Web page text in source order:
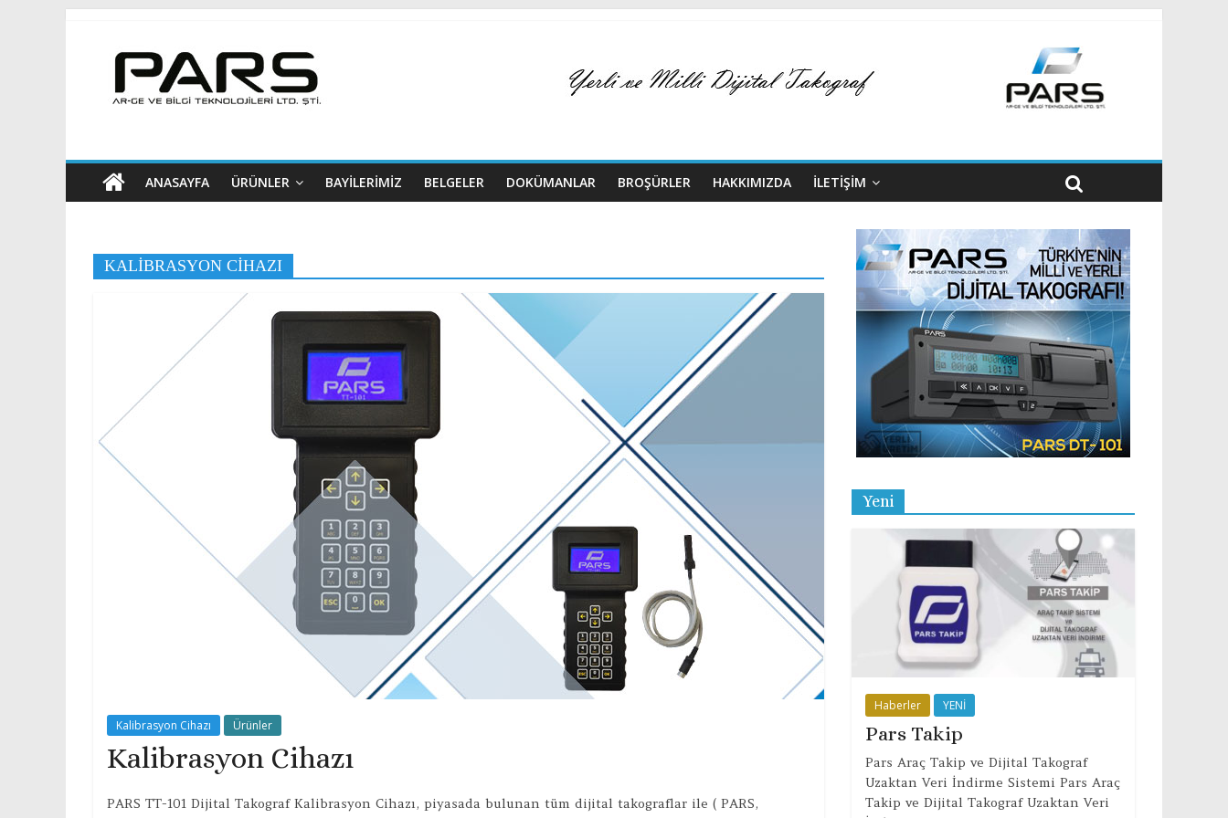
ANASAYFA ÜRÜNLER BAYİLERİMİZ BELGELER DOKÜMANLAR BROŞÜRLER HAKKIMIZDA İLETİŞİM
KALIBRASYON CIHAZI
Kalibrasyon Cihazı Ürünler
Kalibrasyon Cihazı
PARS TT-101 Dijital Takograf Kalibrasyon Cihazı, piyasada bulunan tüm dijital takograflar ile ( PARS,
Yeni
Haberler YENİ
Pars Takip
Pars Araç Takip ve Dijital Takograf
Uzaktan Veri İndirme Sistemi Pars Araç
Takip ve Dijital Takograf Uzaktan Veri